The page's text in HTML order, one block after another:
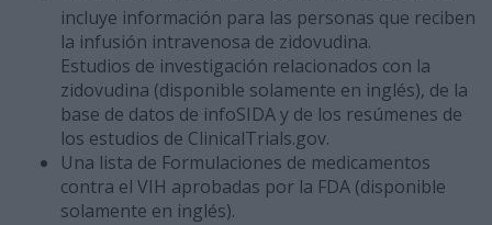
incluye información para las personas que reciben
la infusión intravenosa de zidovudina.
Estudios de investigación relacionados con la
zidovudina (disponible solamente en inglés), de la
base de datos de infoSIDA y de los resúmenes de
los estudios de ClinicalTrials.gov.
Una lista de Formulaciones de medicamentos
contra el VIH aprobadas por la FDA (disponible
solamente en inglés).